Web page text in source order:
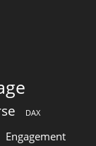
DAX
Engagement